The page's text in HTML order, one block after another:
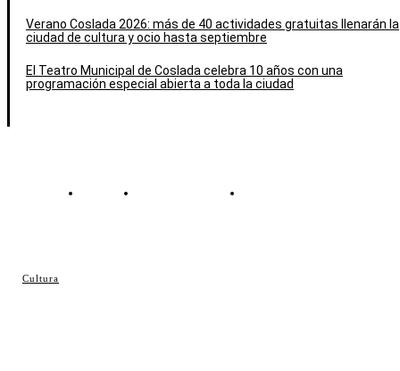
Cultura
Verano Coslada 2026: más de 40 actividades gratuitas llenarán la
ciudad de cultura y ocio hasta septiembre
El Teatro Municipal de Coslada celebra 10 años con una
programación especial abierta a toda la ciudad
Contacto Política de cookies